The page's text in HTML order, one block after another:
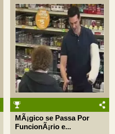
MÃ¡gico se Passa Por
FuncionÃ¡rio e...